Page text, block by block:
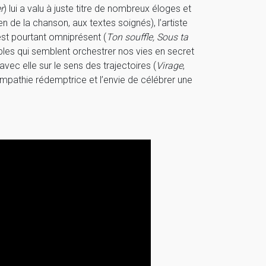
) lui a valu à juste titre de nombreux éloges et
de la chanson, aux textes soignés), l’artiste
pourtant omniprésent (Ton souffle, Sous ta
qui semblent orchestrer nos vies en secret
avec elle sur le sens des trajectoires (Virage,
rédemptrice et l’envie de célébrer une